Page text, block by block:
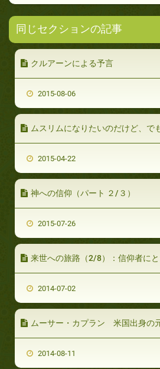
同じセクションの記事
クルアーンによる予言
2015-08-06
ムスリムになりたいのだけど、でも・イスラーム改
2015-04-22
神への信仰（パート ２/３）
2015-07-26
来世への旅路（2/8）：信仰者に
2014-07-02
ムーサー・カプラン 米国出身の
2014-08-11